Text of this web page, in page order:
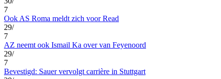
7
Ook AS Roma meldt zich voor Read
29/
7
AZ neemt ook Ismail Ka over van Feyenoord
29/
7
Bevestigd: Sauer vervolgt carrière in Stuttgart